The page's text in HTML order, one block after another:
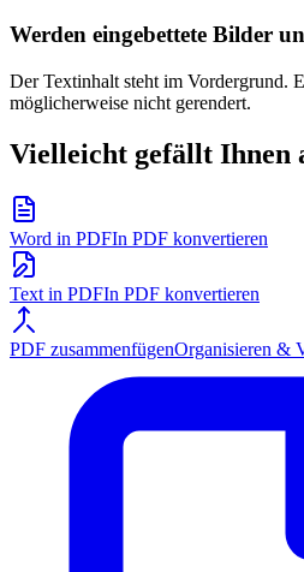
Werden eingebettete Bilder
Der Textinhalt steht im Vordergrund.
möglicherweise nicht gerendert.
Vielleicht gefällt Ihnen
Word in PDFIn PDF konvertieren
Text in PDFIn PDF konvertieren
PDF zusammenfügenOrganisieren &